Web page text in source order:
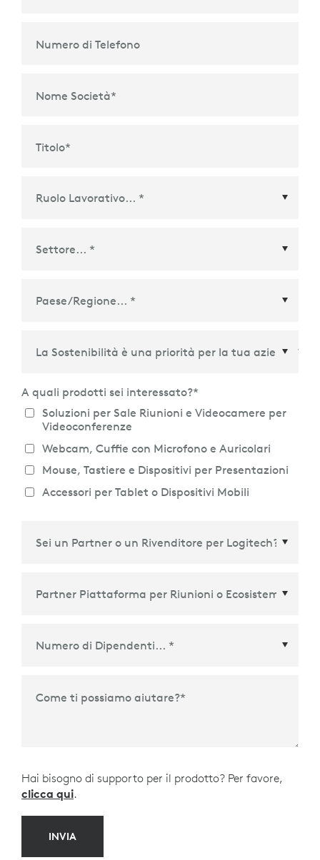
Numero di Telefono
Nome Società*
Titolo*
A quali prodotti sei interessato?*
Soluzioni per Sale Riunioni e Videocamere per
Videoconferenze
Webcam, Cuffie con Microfono e Auricolari
Mouse, Tastiere e Dispositivi per Presentazioni
Accessori per Tablet o Dispositivi Mobili
Come ti possiamo aiutare?*
Hai bisogno di supporto per il prodotto? Per favore,
clicca qui.
INVIA